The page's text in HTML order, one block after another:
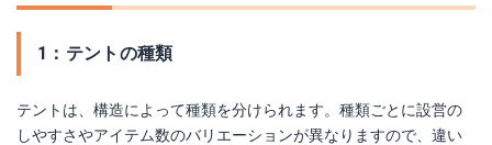
1：テントの種類
テントは、構造によって種類を分けられます。種類ごとに設営の
しやすさやアイテム数のバリエーションが異なりますので、違い